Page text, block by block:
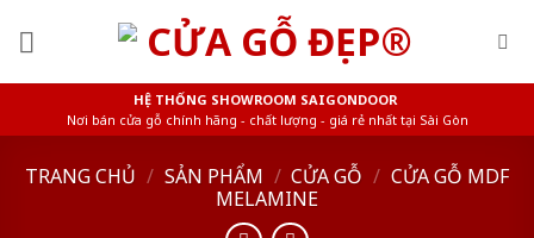
HỆ THỐNG SHOWROOM SAIGONDOOR
Nơi bán cửa gỗ chính hãng - chất lượng - giá rẻ nhất tại Sài Gòn
TRANG CHỦ / SẢN PHẨM / CỬA GỖ / CỬA GỖ MDF
MELAMINE